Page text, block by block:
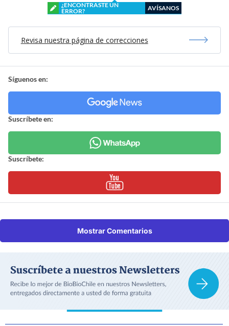
¿ENCONTRASTE UN
ERROR?
AVÍSANOS
Revisa nuestra página de correcciones
Síguenos en:
Suscríbete en:
Suscríbete:
Mostrar Comentarios